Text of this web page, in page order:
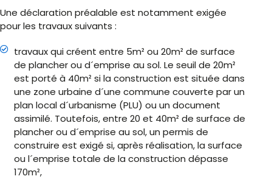
Une déclaration préalable est notamment exigée
pour les travaux suivants :
travaux qui créent entre 5m² ou 20m² de surface
de plancher ou d´emprise au sol. Le seuil de 20m²
est porté à 40m² si la construction est située dans
une zone urbaine d´une commune couverte par un
plan local d´urbanisme (PLU) ou un document
assimilé. Toutefois, entre 20 et 40m² de surface de
plancher ou d´emprise au sol, un permis de
construire est exigé si, après réalisation, la surface
ou l´emprise totale de la construction dépasse
170m²,